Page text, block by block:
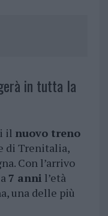
in tutta la
il nuovo treno
di Trenitalia,
Con l’arrivo
7 anni l’età
una delle più